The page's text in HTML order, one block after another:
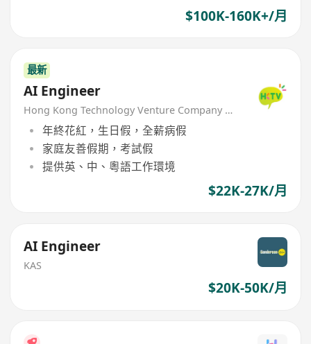
$100K-160K+/月
最新
AI Engineer
Hong Kong Technology Venture Company Limited(HKTV)
年終花紅，生日假，全薪病假
家庭友善假期，考試假
提供英、中、粵語工作環境
$22K-27K/月
AI Engineer
KAS
$20K-50K/月